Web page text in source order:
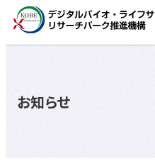
コ
お知らせ